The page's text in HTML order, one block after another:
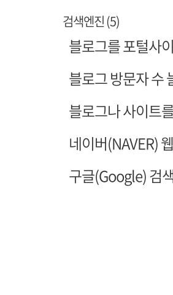
검색엔진 (5)
블로그를 포털사
블로그 방문자 수
블로그나 사이트
네이버(NAVER)
구글(Google) 검